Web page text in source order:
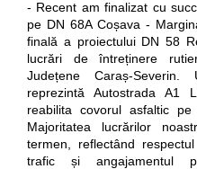
- Recent am finalizat cu
pe DN 68A Coșava -
finală a proiectului DN 58
lucrări de întreținere
Județene Caraș-
reprezintă Autostrada A1
reabilita covorul asfaltic
Majoritatea lucrărilor
termen, reflectând
trafic și angajamentul